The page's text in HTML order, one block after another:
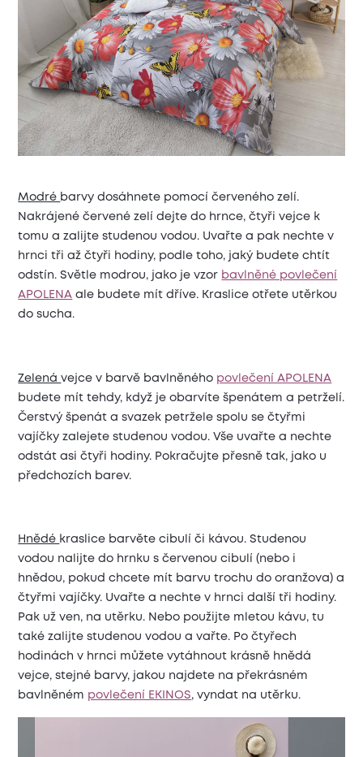
Modré barvy dosáhnete pomocí červeného zelí.
Nakrájené červené zelí dejte do hrnce, čtyři vejce k
tomu a zalijte studenou vodou. Uvařte a pak nechte v
hrnci tři až čtyři hodiny, podle toho, jaký budete chtít
odstín. Světle modrou, jako je vzor bavlněné povlečení
APOLENA ale budete mít dříve. Kraslice otřete utěrkou
do sucha.
Zelenávejce v barvě bavlněného povlečení APOLENA
budete mít tehdy, když je obarvíte špenátem a petrželí.
Čerstvý špenát a svazek petržele spolu se čtyřmi
vajíčky zalejete studenou vodou. Vše uvařte a nechte
odstát asi čtyři hodiny. Pokračujte přesně tak, jako u
předchozích barev.
Hnědé kraslice barvěte cibulí či kávou. Studenou
vodou nalijte do hrnku s červenou cibulí (nebo i
hnědou, pokud chcete mít barvu trochu do oranžova) a
čtyřmi vajíčky. Uvařte a nechte v hrnci další tři hodiny.
Pak už ven, na utěrku. Nebo použijte mletou kávu, tu
také zalijte studenou vodou a vařte. Po čtyřech
hodinách v hrnci můžete vytáhnout krásně hnědá
vejce, stejné barvy, jakou najdete na překrásném
bavlněném povlečení EKINOS, vyndat na utěrku.